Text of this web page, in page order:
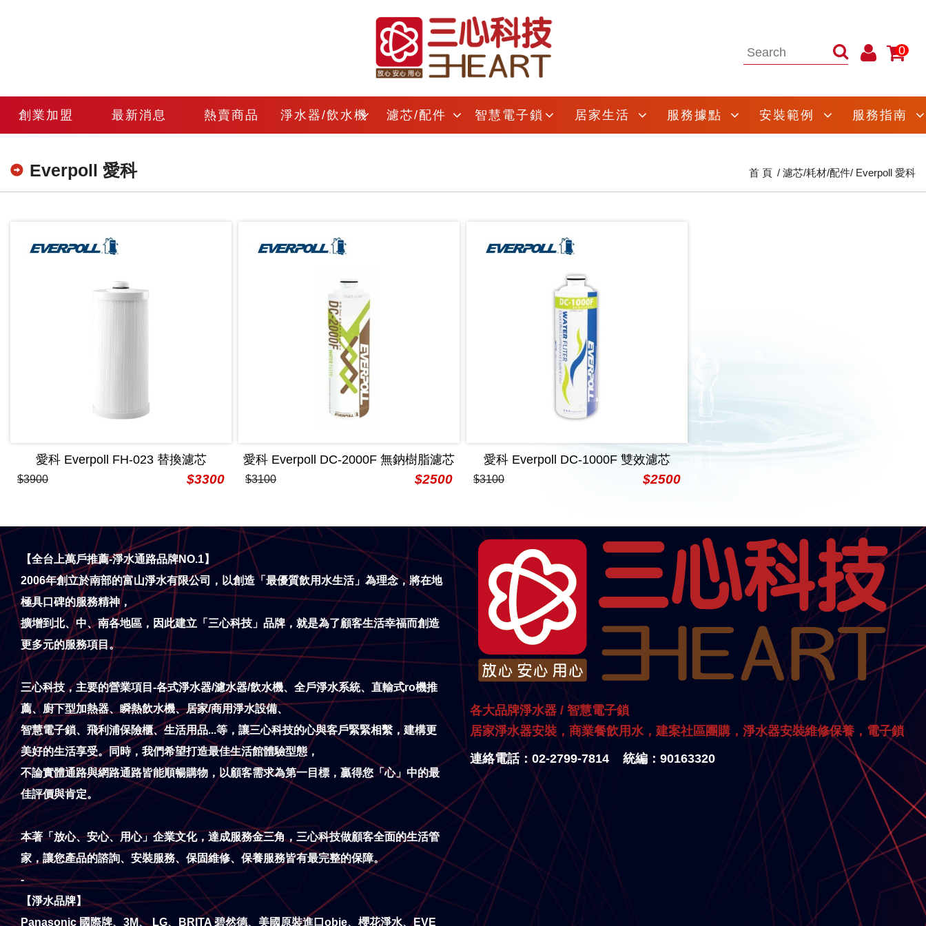
0
創業加盟 最新消息 熱賣商品 淨水器/飲水機 濾芯/配件 智慧電子鎖 居家生活 服務據點 安裝範例 服務指南
Everpoll 愛科 首 頁 濾芯/耗材/配件 Everpoll 愛科
愛科 Everpoll FH-023 替換濾芯
$3900 $3300
愛科 Everpoll DC-2000F 無鈉樹脂濾芯
$3100 $2500
愛科 Everpoll DC-1000F 雙效濾芯
$3100 $2500
【全台上萬戶推薦-淨水通路品牌NO.1】
2006年創立於南部的富山淨水有限公司，以創造「最優質飲用水生活」為理念，將在地
極具口碑的服務精神，
擴增到北、中、南各地區，因此建立「三心科技」品牌，就是為了顧客生活幸福而創造
更多元的服務項目。
三心科技，主要的營業項目-各式淨水器/濾水器/飲水機、全戶淨水系統、直輸式ro機推
薦、 廚下型加熱器、瞬熱飲水機、居家/商用淨水設備、
智慧電子鎖、飛利浦保險櫃、生活用品...等， 讓三心科技的心與客戶緊緊相繫，建構更
美好的生活享受。同時，我們希望打造最佳生活館體驗型態，
不論實體通路與網路通路皆能順暢購物，以顧客需求為第一目標，贏得您「心」中的最
佳評價與肯定。
本著「放心、安心、用心」企業文化，達成服務金三角，三心科技做顧客全面的生活管
家，讓您產品的諮詢、安裝服務、保固維修、保養服務皆有最完整的保障。
-
【淨水品牌】
Panasonic 國際牌、3M、 LG、BRITA 碧然德、美國原裝進口obie、櫻花淨水、EVE
各大品牌淨水器 / 智慧電子鎖
居家淨水器安裝，商業餐飲用水，建案社區團購，淨水器安裝維修保養，電子鎖
連絡電話：02-2799-7814 統編：90163320